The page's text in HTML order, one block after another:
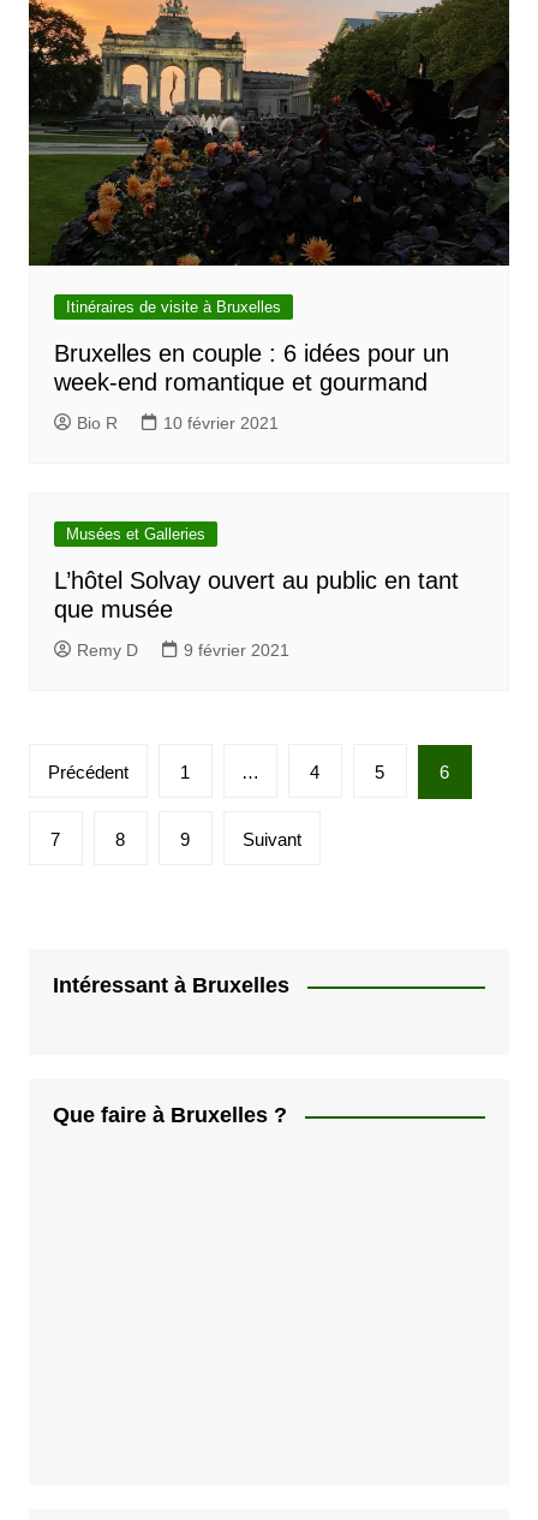
Itinéraires de visite à Bruxelles
Bruxelles en couple : 6 idées pour un
week-end romantique et gourmand
Bio R 10 février 2021
Musées et Galleries
L’hôtel Solvay ouvert au public en tant
que musée
Remy D 9 février 2021
Précédent 1 … 4 5 6
7 8 9 Suivant
Intéressant à Bruxelles
Que faire à Bruxelles ?